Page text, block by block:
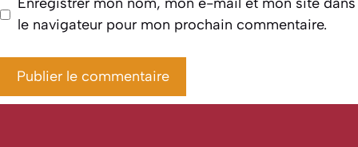
le navigateur pour mon prochain commentaire.